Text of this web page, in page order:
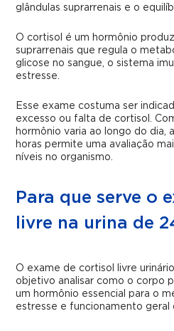
glândulas suprarrenais e o
O cortisol é um hormônio
suprarrenais que regula o
glicose no sangue, o sistema
estresse.
Esse exame costuma ser
excesso ou falta de cortisol.
hormônio varia ao longo do dia,
horas permite uma avaliação
níveis no organismo.
Para que serve o
livre na urina de
O exame de cortisol livre
objetivo analisar como o corpo
um hormônio essencial para o
estresse e funcionamento geral